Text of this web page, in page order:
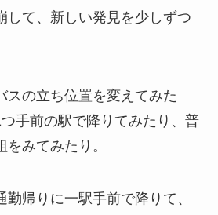
して、新しい発見を少しずつ
スの立ち位置を変えてみた
手前の駅で降りてみたり、普
みてみたり。
帰りに一駅手前で降りて、